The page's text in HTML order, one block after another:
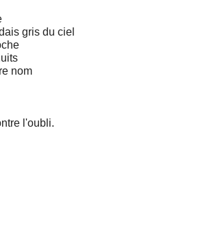
gris du ciel
nom
l'oubli.